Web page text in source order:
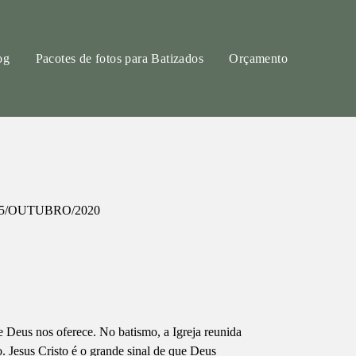
Pacotes de fotos para Batizados Orçamento
OUTUBRO/2020
Deus nos oferece. No batismo, a Igreja reunida
Jesus Cristo é o grande sinal de que Deus